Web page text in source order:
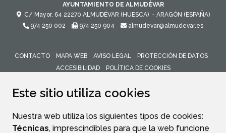
Este sitio utiliza cookies
Nuestra web utiliza los siguientes tipos de cookies:
Técnicas, imprescindibles para que la web funcione
AYUNTAMIENTO DE ALMUDÉVAR
C/ Mayor, 64 22270 ALMUDÉVAR (HUESCA) - ARAGÓN (ESPAÑA)
974 250 002
974 250 904 almudevar@almudevar.es
CONTACTO MAPA WEB AVISO LEGAL
PROTECCIÓN DE DATOS
ACCESIBILIDAD
POLÍTICA DE COOKIES